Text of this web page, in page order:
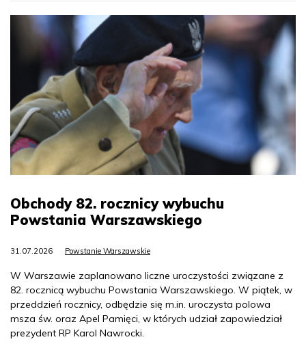
Obchody 82. rocznicy wybuchu
Powstania Warszawskiego
31.07.2026 Powstanie Warszawskie
W Warszawie zaplanowano liczne uroczystości związane z
82. rocznicą wybuchu Powstania Warszawskiego. W piątek, w
przeddzień rocznicy, odbędzie się m.in. uroczysta polowa
msza św. oraz Apel Pamięci, w których udział zapowiedział
prezydent RP Karol Nawrocki.